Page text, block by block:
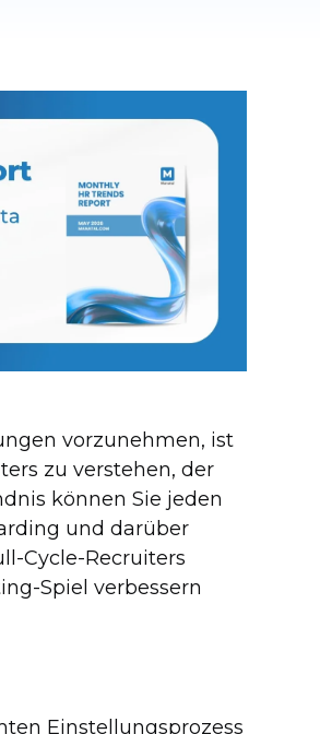
vorzunehmen, ist
zu verstehen, der
können Sie jeden
und darüber
Cycle-Recruiters
Spiel verbessern
Einstellungsprozess